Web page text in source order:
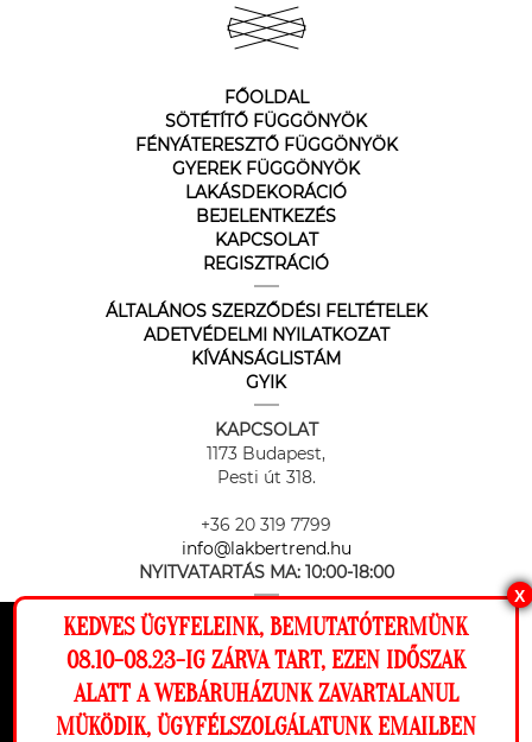
Ez a weboldal cookie-kat használ, hogy a
lehető legjobb élményt nyújtsa honlapunkon.
Beállítások
FŐOLDAL
SÖTÉTÍTŐ FÜGGÖNYÖK
FÉNYÁTERESZTŐ FÜGGÖNYÖK
GYEREK FÜGGÖNYÖK
LAKÁSDEKORÁCIÓ
BEJELENTKEZÉS
KAPCSOLAT
REGISZTRÁCIÓ
ÁLTALÁNOS SZERZŐDÉSI FELTÉTELEK
ADETVÉDELMI NYILATKOZAT
KÍVÁNSÁGLISTÁM
GYIK
KAPCSOLAT
1173 Budapest,
Pesti út 318.
+36 20 319 7799
info@lakbertrend.hu
NYITVATARTÁS MA: 10:00-18:00
Az online fizetést a Barion Payment Zrt. biztosítja, MNB engedély
X
KEDVES ÜGYFELEINK, BEMUTATÓTERMÜNK
08.10-08.23-IG ZÁRVA TART, EZEN IDŐSZAK
ALATT A WEBÁRUHÁZUNK ZAVARTALANUL
MÜKÖDIK, ÜGYFÉLSZOLGÁLATUNK EMAILBEN